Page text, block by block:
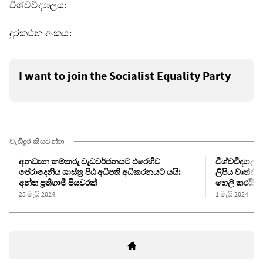
විශ්වවිද්‍යාලය:
දුරකථන අංකය:
I want to join the Socialist Equality Party
වැඩිදුර කියවන්න
අනධ්‍යන කම්කරු වැඩවර්ජනයට එරෙහිව
පේරාදෙනිය ශාස්ත්‍ර පීඨ අධිපති අධිකරනයට යයි:
අන්ත ප්‍රතිගාමී පියවරක්
25 මැයි 2024
විශ්වවිද්‍යාල
ලිපිය
හෙලි කරයි
1 මැයි 2024